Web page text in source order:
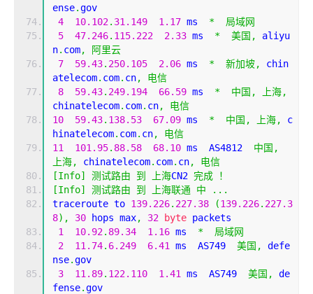
ense.gov
4
10.102. 31.149 1.17 ms *
局域网
5
47.246. 115.222 2.33 ms * 美国,
aliyu
n. com,
阿里云
7
59.43. 250.105 2.06 ms * 新加坡,
chin
atelecom. com. cn,
电信
8
59.43. 249.194 66.59 ms * 中国,
上海,
chinatelecom. com. cn,
电信
10
59.43. 138.53 67.09 ms * 中国, 上海,
c
hinatelecom. com. cn,
电信
11
101.95. 88.58 68.10 ms  AS4812 中国,
上海,
chinatelecom. com. cn,
电信
[Info] 测试路由 到 上海CN2 完成
！
[Info] 测试路由 到 上海联通 中
...
traceroute to 139.226. 227.38 (139.226. 227.3
8), 30 hops max, 32 byte packets
1
10.92. 89.34 1.16 ms *
局域网
2
11.74. 6.249 6.41 ms  AS749 美国,
defe
nse.gov
3
11.89. 122.110 1.41 ms  AS749 美国,
de
fense.gov